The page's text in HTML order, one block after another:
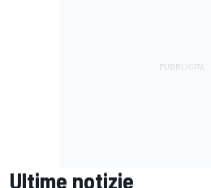
Ultime notizie